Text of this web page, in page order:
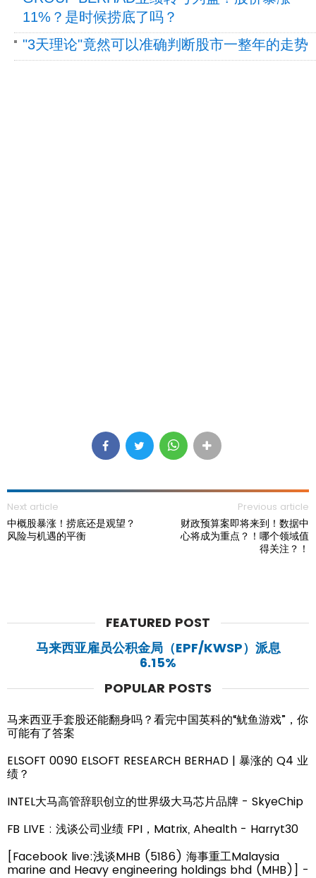
11%？是时候捞底了吗？
"3天理论"竟然可以准确判断股市一整年的走势
Next article
中概股暴涨！捞底还是观望？
风险与机遇的平衡
Previous article
财政预算案即将来到！数据中
心将成为重点？！哪个领域值
得关注？！
FEATURED POST
马来西亚雇员公积金局（EPF/KWSP）派息
6.15%
POPULAR POSTS
马来西亚手套股还能翻身吗？看完中国英科的“鱿鱼游戏”，你
可能有了答案
ELSOFT 0090 ELSOFT RESEARCH BERHAD | 暴涨的 Q4 业
绩？
INTEL大马高管辞职创立的世界级大马芯片品牌 - SkyeChip
FB LIVE : 浅谈公司业绩 FPI，Matrix, Ahealth - Harryt30
[Facebook live:浅谈MHB (5186) 海事重工Malaysia
marine and Heavy engineering holdings bhd (MHB)] -